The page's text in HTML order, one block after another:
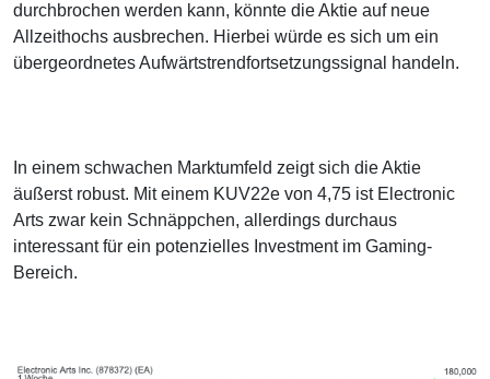
durchbrochen werden kann, könnte die Aktie auf neue
Allzeithochs ausbrechen. Hierbei würde es sich um ein
übergeordnetes Aufwärtstrendfortsetzungssignal handeln.
In einem schwachen Marktumfeld zeigt sich die Aktie
äußerst robust. Mit einem KUV22e von 4,75 ist Electronic
Arts zwar kein Schnäppchen, allerdings durchaus
interessant für ein potenzielles Investment im Gaming-
Bereich.